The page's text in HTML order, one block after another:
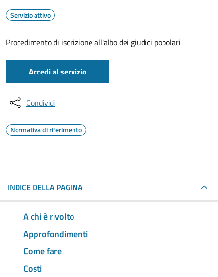
Servizio attivo
Procedimento di iscrizione all'albo dei giudici popolari
Accedi al servizio
Condividi
Normativa di riferimento
INDICE DELLA PAGINA
A chi è rivolto
Approfondimenti
Come fare
Costi